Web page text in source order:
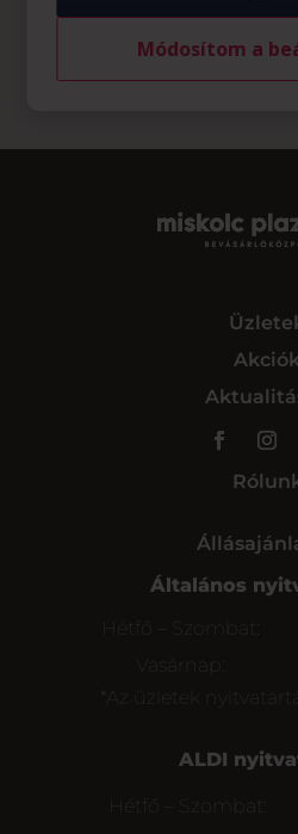
Általános
Hétfő – Szombat:
Vasárnap:
*Az üzletek
ALDI
Hétfő – Szombat:
Módosítom a